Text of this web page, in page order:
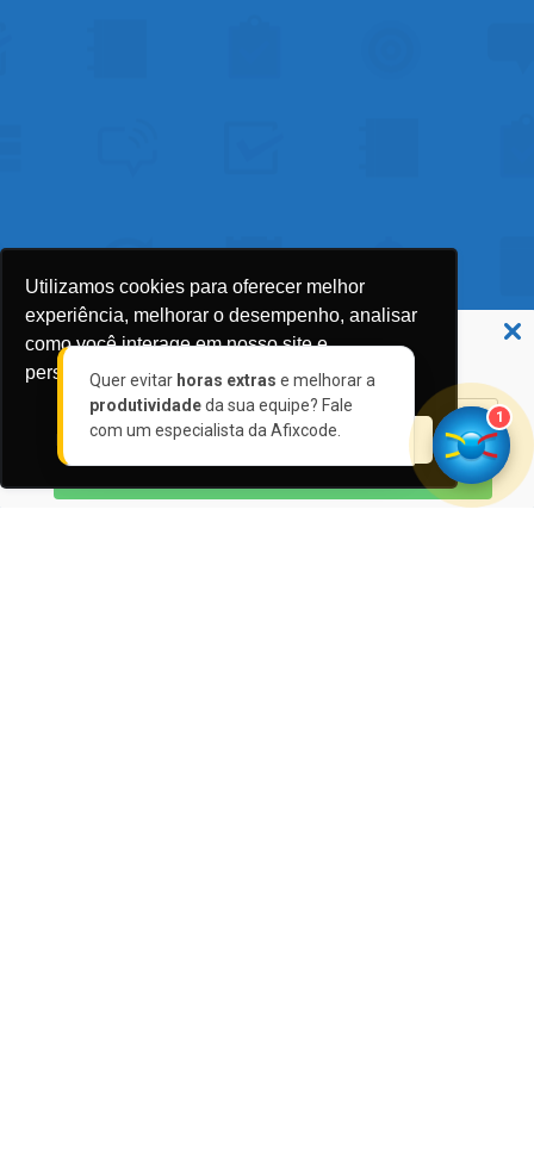
Não perca nossas novidades!
Assine a nossa newsletter 👉🏼
Utilizamos cookies para oferecer melhor
experiência, melhorar o desempenho, analisar
como você interage em nosso site e
personalizar conteúdo.
Recusar Cookies Aceitar Cookies
Quer evitar horas extras e melhorar a
produtividadeda sua equipe? Fale
com um especialista da Afixcode.
1